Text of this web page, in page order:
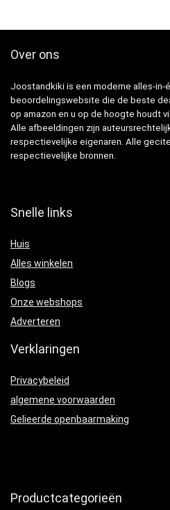
Over ons
Joostandkiki is een moderne alles-in-
beoordelingswebsite die de beste
op amazon en u op de hoogte houdt
Alle afbeeldingen zijn
respectievelijke eigenaren. Alle
respectievelijke bronnen.
Snelle links
Huis
Alles winkelen
Blogs
Onze webshops
Adverteren
Verklaringen
Privacybeleid
algemene voorwaarden
Gelieerde openbaarmaking
Productcategorieën